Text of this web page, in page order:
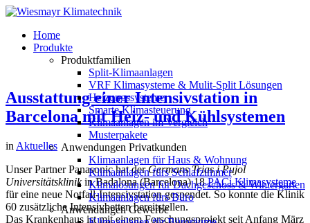
Home
Produkte
Produktfamilien
Split-Klimaanlagen
VRF Klimasysteme & Mulit-Split Lösungen
Heizungssysteme
Smarte Klimasteuerung
Klimaanlagen im Vergleich
Musterpakete
Anwendungen Privatkunden
Klimaanlagen für Haus & Wohnung
Klimaanlagen fürs Schlafzimmer
Klimalösungen für Dachgeschoss & Wintergarten
Klimaanlagen fürs Büro
Anwendungen Gewerbe
Ausstattung einer Intensivstation in
Barcelona mit Heiz- und Kühlsystemen
in Aktuelles
Unser Partner Panasonic hat derGermans Trias i Pujol
Universitätsklinikin Badalona (Barcelona) 18PACi Klimasysteme
für eine neue Notfall-Intensivstation gespendet. So konnte die Klinik
60 zusätzliche Intensivbetten bereitstellen.
Das Krankenhaus ist mit einem Forschungsprojekt seit Anfang März